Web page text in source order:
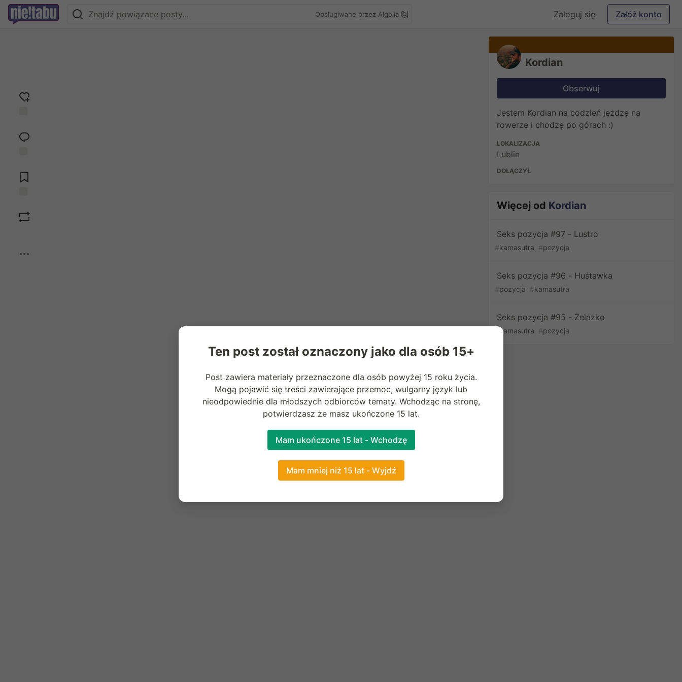
Obsługiwane przez Algolia Zaloguj się Załóż konto
reakcję
komentarzy
Kordian
Obserwuj
Jestem Kordian na codzień jeżdzę na
rowerze i chodzę po górach :)
LOKALIZACJA
Lublin
DOŁĄCZYŁ
Więcej od Kordian
Seks pozycja #97 - Lustro
#kamasutra #pozycja
Seks pozycja #96 - Huśtawka
#pozycja #kamasutra
Seks pozycja #95 - Żelazko
kamasutra #pozycja
Ten post został oznaczony jako dla osób 15+
Post zawiera materiały przeznaczone dla osób powyżej 15 roku życia.
Mogą pojawić się treści zawierające przemoc, wulgarny język lub
nieodpowiednie dla młodszych odbiorców tematy. Wchodząc na stronę,
potwierdzasz że masz ukończone 15 lat.
Mam ukończone 15 lat - Wchodzę
Mam mniej niż 15 lat - Wyjdź